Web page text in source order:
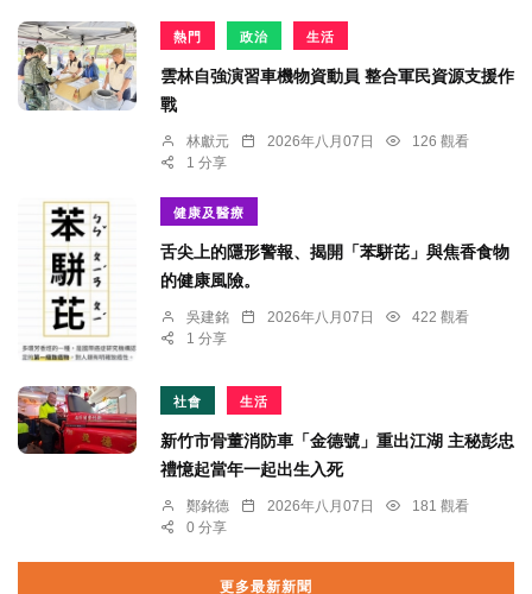
熱門 政治 生活
雲林自強演習車機物資動員 整合軍民資源支援作
戰
林獻元 2026年八月07日
126 觀看
1 分享
健康及醫療
舌尖上的隱形警報、揭開「苯駢芘」與焦香食物
的健康風險。
吳建銘 2026年八月07日
422 觀看
1 分享
社會 生活
新竹市骨董消防車「金德號」重出江湖 主秘彭忠
禮憶起當年一起出生入死
鄭銘德 2026年八月07日
181 觀看
0 分享
更多最新新聞